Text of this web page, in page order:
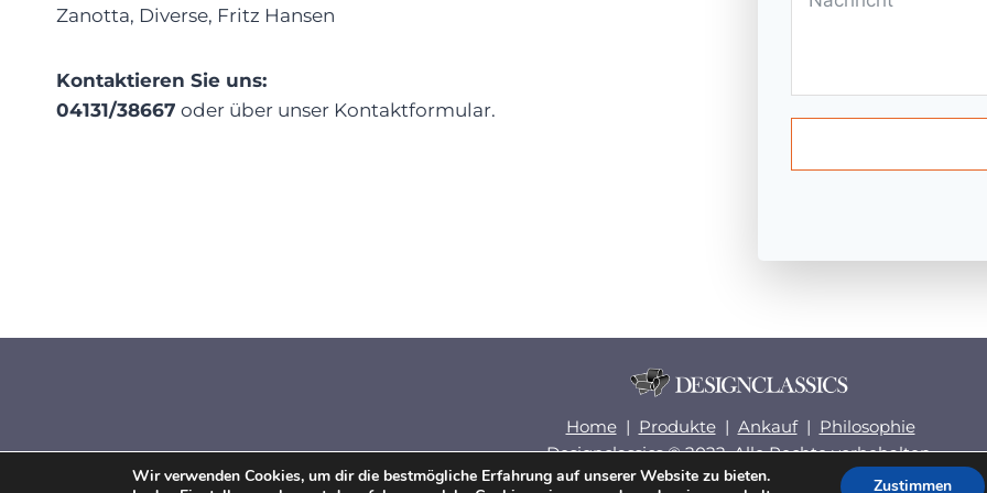
Zanotta, Diverse, Fritz Hansen
Kontaktieren Sie uns:
04131/38667 oder über unser Kontaktformular.
Home| Produkte| Ankauf| Philosophie
Designclassics © 2022. Alle Rechte vorbehalten.
Impressum|Datenschutz|Rückgabebelehrung|AGB
Wir verwenden Cookies, um dir die bestmögliche Erfahrung auf unserer Website zu bieten.
Zustimmen